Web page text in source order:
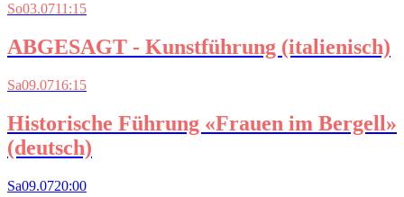
So03.0711:15
ABGESAGT - Kunstführung (italienisch)
Sa09.0716:15
Historische Führung «Frauen im Bergell»
(deutsch)
Sa09.0720:00